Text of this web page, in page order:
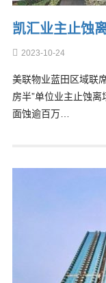
凯汇业主止蚀
2023-10-24
美联物业蓝田区域联
房半”单位业主止蚀
面蚀逾百万…